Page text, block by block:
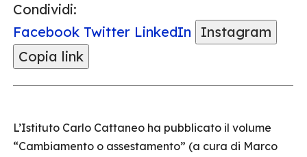
Condividi:
Facebook Twitter LinkedIn
Instagram
Copia link
L’Istituto Carlo Cattaneo ha pubblicato il volume
“Cambiamento o assestamento” (a cura di Marco